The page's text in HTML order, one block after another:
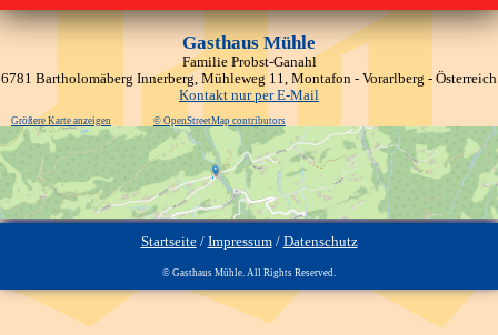
Gasthaus Mühle
Familie Probst-Ganahl
6781 Bartholomäberg Innerberg, Mühleweg 11, Montafon - Vorarlberg - Österreich
Kontakt nur per E-Mail
Größere Karte anzeigen © OpenStreetMap contributors
Startseite/ Impressum/ Datenschutz
© Gasthaus Mühle. All Rights Reserved.